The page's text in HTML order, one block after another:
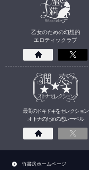
乙女のための幻想的
エロティックラブ
最高のドキドキをセレクション
オトナのための恋レーベル
竹書房ホームページ